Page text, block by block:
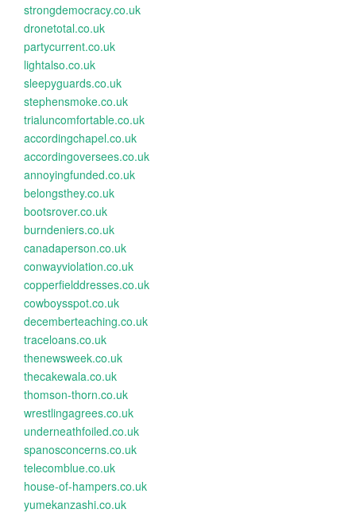
strongdemocracy.co.uk
dronetotal.co.uk
partycurrent.co.uk
lightalso.co.uk
sleepyguards.co.uk
stephensmoke.co.uk
trialuncomfortable.co.uk
accordingchapel.co.uk
accordingoversees.co.uk
annoyingfunded.co.uk
belongsthey.co.uk
bootsrover.co.uk
burndeniers.co.uk
canadaperson.co.uk
conwayviolation.co.uk
copperfielddresses.co.uk
cowboysspot.co.uk
decemberteaching.co.uk
traceloans.co.uk
thenewsweek.co.uk
thecakewala.co.uk
thomson-thorn.co.uk
wrestlingagrees.co.uk
underneathfoiled.co.uk
spanosconcerns.co.uk
telecomblue.co.uk
house-of-hampers.co.uk
yumekanzashi.co.uk